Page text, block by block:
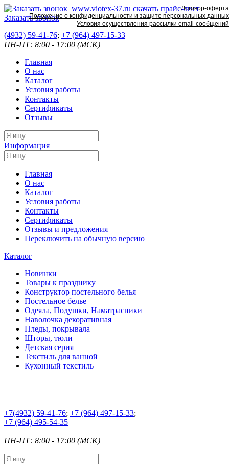
www.viotex-37.ru скачать прайс-лист
Заказать звонок
(4932) 59-41-76; +7 (964) 497-15-33
ПН-ПТ: 8:00 - 17:00 (МСК)
Главная
О нас
Каталог
Условия работы
Контакты
Сертификаты
Отзывы
Информация
Главная
О нас
Каталог
Условия работы
Контакты
Сертификаты
Отзывы и предложения
Переключить на обычную версию
Каталог
Новинки
Товары к празднику
Конструктор постельного белья
Постельное белье
Одеяла, Подушки, Наматрасники
Наволочка декоративная
Пледы, покрывала
Шторы, тюли
Детская серия
Текстиль для ванной
Кухонный текстиль
+7(4932) 59-41-76; +7 (964) 497-15-33;
+7 (964) 495-54-35
ПН-ПТ: 8:00 - 17:00 (МСК)
Договор-оферта
Положение о конфиденциальности и защите персональных данных
Условия осуществления рассылки email-сообщений